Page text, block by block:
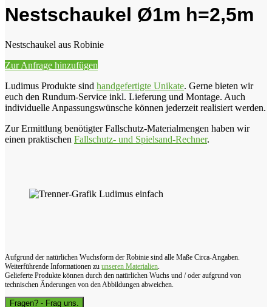
Nestschaukel Ø1m h=2,5m
Nestschaukel aus Robinie
Zur Anfrage hinzufügen
Ludimus Produkte sind handgefertigte Unikate. Gerne bieten wir
euch den Rundum-Service inkl. Lieferung und Montage. Auch
individuelle Anpassungswünsche können jederzeit realisiert werden.
Zur Ermittlung benötigter Fallschutz-Materialmengen haben wir
einen praktischen Fallschutz- und Spielsand-Rechner.
Aufgrund der natürlichen Wuchsform der Robinie sind alle Maße Circa-Angaben.
Weiterführende Informationen zu unseren Materialien.
Gelieferte Produkte können durch den natürlichen Wuchs und / oder aufgrund von
technischen Änderungen von den Abbildungen abweichen.
Fragen? - Frag uns.